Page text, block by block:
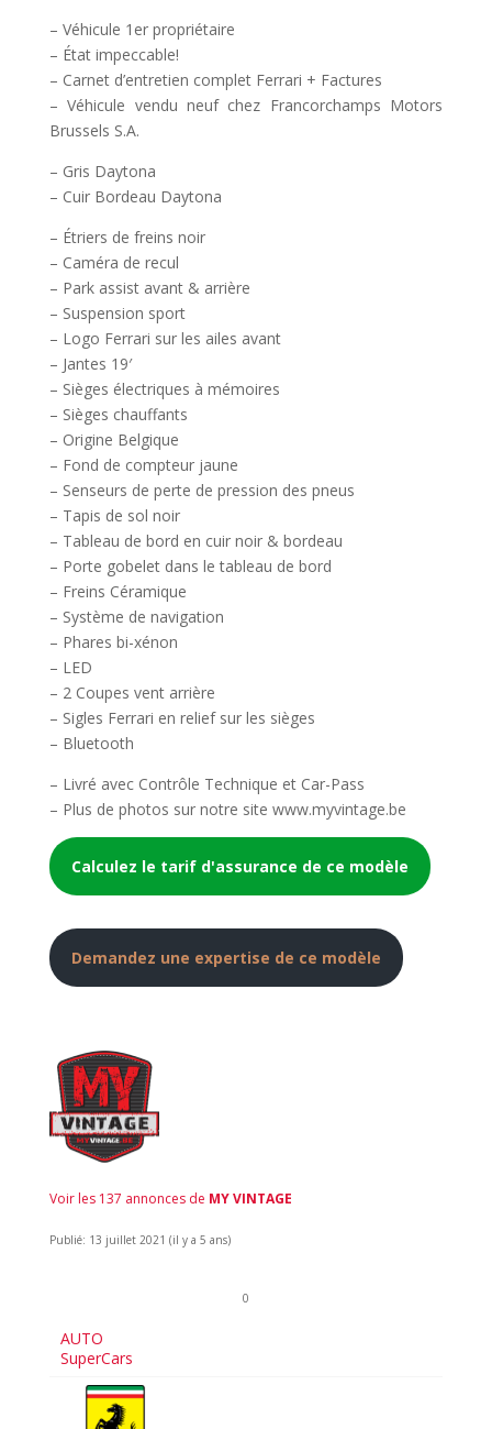
– Véhicule 1er propriétaire
– État impeccable!
– Carnet d’entretien complet Ferrari + Factures
– Véhicule vendu neuf chez Francorchamps Motors
Brussels S.A.
– Gris Daytona
– Cuir Bordeau Daytona
– Étriers de freins noir
– Caméra de recul
– Park assist avant & arrière
– Suspension sport
– Logo Ferrari sur les ailes avant
– Jantes 19′
– Sièges électriques à mémoires
– Sièges chauffants
– Origine Belgique
– Fond de compteur jaune
– Senseurs de perte de pression des pneus
– Tapis de sol noir
– Tableau de bord en cuir noir & bordeau
– Porte gobelet dans le tableau de bord
– Freins Céramique
– Système de navigation
– Phares bi-xénon
– LED
– 2 Coupes vent arrière
– Sigles Ferrari en relief sur les sièges
– Bluetooth
– Livré avec Contrôle Technique et Car-Pass
– Plus de photos sur notre site www.myvintage.be
Calculez le tarif d'assurance de ce modèle
Demandez une expertise de ce modèle
Voir les 137 annonces de MY VINTAGE
Publié: 13 juillet 2021 (il y a 5 ans)
0
AUTO
SuperCars